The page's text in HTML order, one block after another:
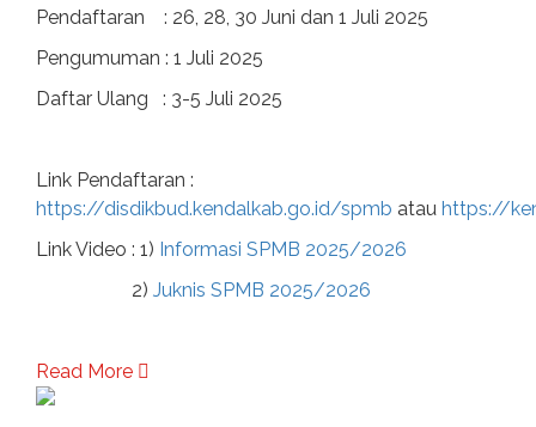
Pendaftaran : 26, 28, 30 Juni dan 1 Juli 2025
Pengumuman : 1 Juli 2025
Daftar Ulang : 3-5 Juli 2025
Link Pendaftaran :
https://disdikbud.kendalkab.go.id/spmb atau https://
Link Video : 1) Informasi SPMB 2025/2026
2) Juknis SPMB 2025/2026
Read More